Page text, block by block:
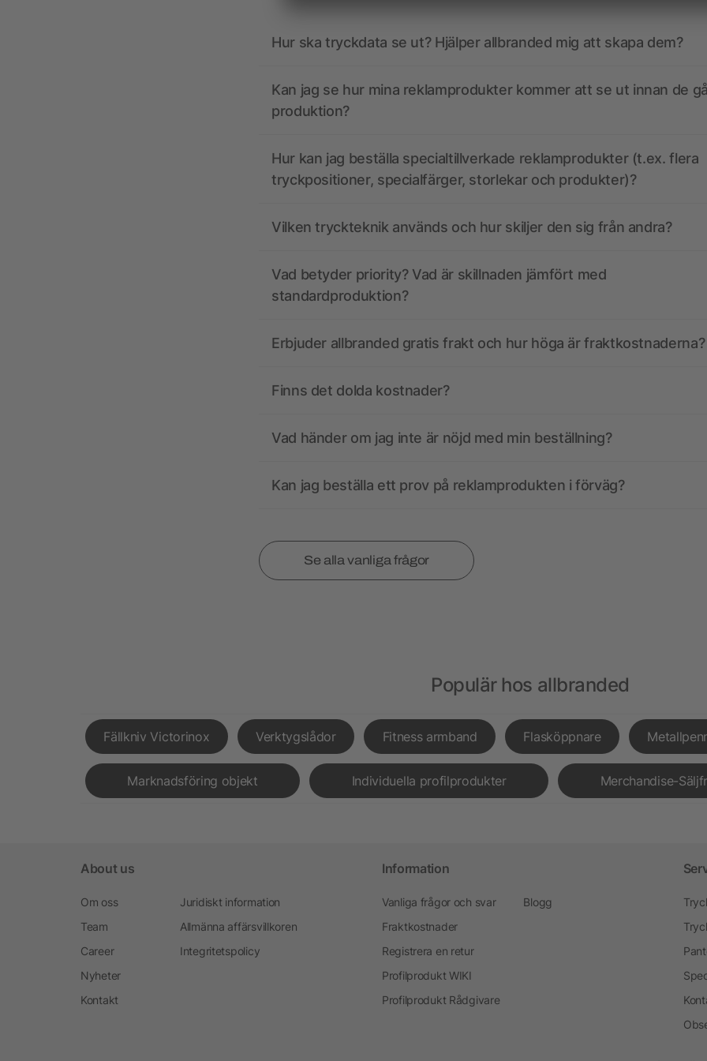
Hur ska tryckdata se ut? Hjälper allbranded mig att skapa dem?
Kan jag se hur mina reklamprodukter kommer att se ut innan de
produktion?
Hur kan jag beställa specialtillverkade reklamprodukter (t.ex. flera
tryckpositioner, specialfärger, storlekar och produkter)?
Vilken tryckteknik används och hur skiljer den sig från andra?
Vad betyder priority? Vad är skillnaden jämfört med
standardproduktion?
Erbjuder allbranded gratis frakt och hur höga är fraktkostnaderna?
Finns det dolda kostnader?
Vad händer om jag inte är nöjd med min beställning?
Kan jag beställa ett prov på reklamprodukten i förväg?
Se alla vanliga frågor
Populär hos allbranded
Fällkniv Victorinox Verktygslådor Fitness armband Flasköppnare
Marknadsföring objekt Individuella profilprodukter Merchandise-
About us
Om oss
Team
Career
Nyheter
Kontakt
Juridiskt information
Allmänna affärsvillkoren
Integritetspolicy
Information
Vanliga frågor och svar
Fraktkostnader
Registrera en retur
Profilprodukt WIKI
Profilprodukt Rådgivare
Blogg